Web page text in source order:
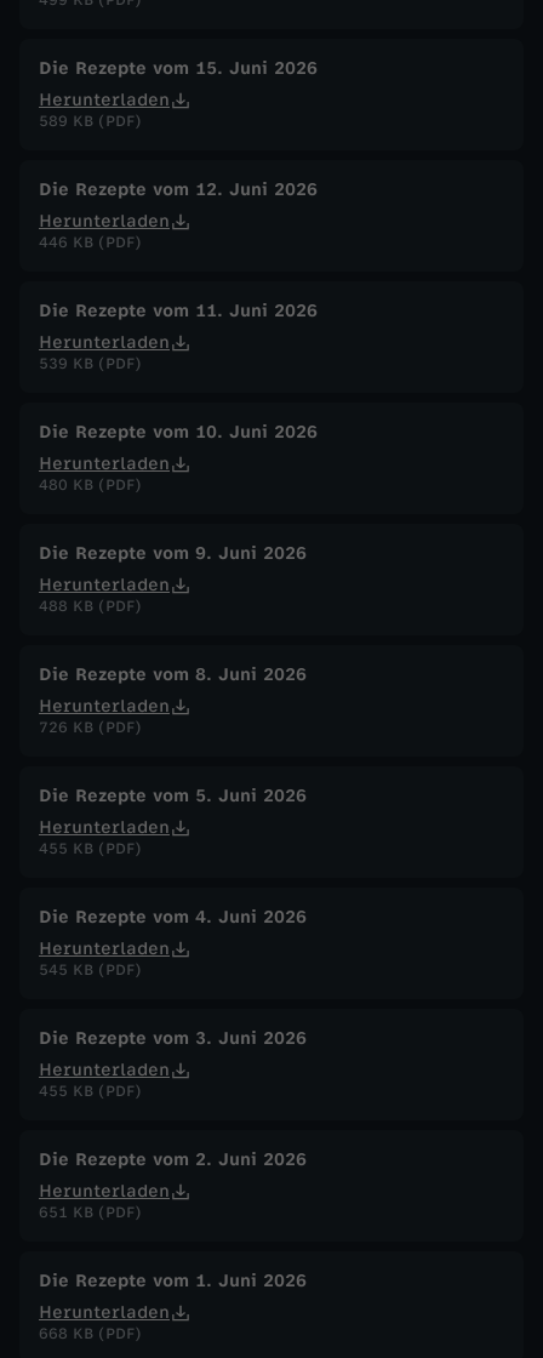
Die Rezepte vom 15. Juni 2026
Herunterladen
589 KB (PDF)
Die Rezepte vom 12. Juni 2026
Herunterladen
446 KB (PDF)
Die Rezepte vom 11. Juni 2026
Herunterladen
539 KB (PDF)
Die Rezepte vom 10. Juni 2026
Herunterladen
480 KB (PDF)
Die Rezepte vom 9. Juni 2026
Herunterladen
488 KB (PDF)
Die Rezepte vom 8. Juni 2026
Herunterladen
726 KB (PDF)
Die Rezepte vom 5. Juni 2026
Herunterladen
455 KB (PDF)
Die Rezepte vom 4. Juni 2026
Herunterladen
545 KB (PDF)
Die Rezepte vom 3. Juni 2026
Herunterladen
455 KB (PDF)
Die Rezepte vom 2. Juni 2026
Herunterladen
651 KB (PDF)
Die Rezepte vom 1. Juni 2026
Herunterladen
668 KB (PDF)